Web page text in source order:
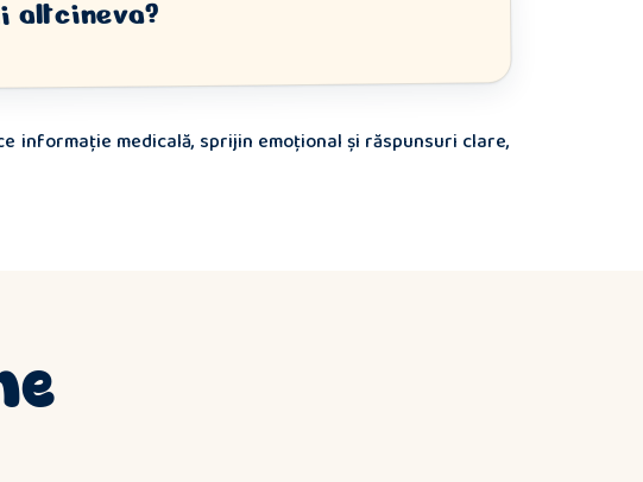
altcineva?
informație medicală, sprijin emoțional și răspunsuri clare,